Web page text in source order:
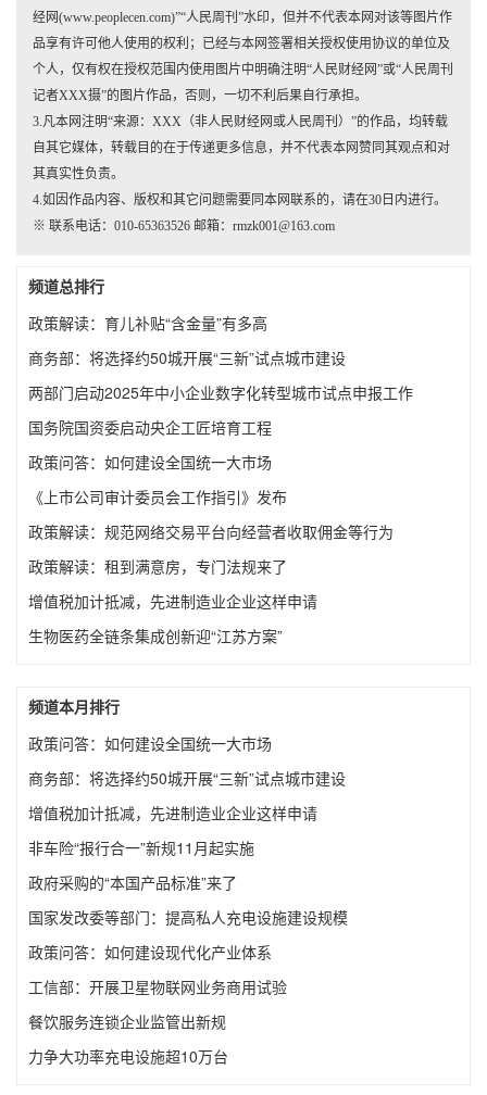
经网(www.peoplecen.com)”“人民周刊”水印，但并不代表本网对该等图片作
品享有许可他人使用的权利；已经与本网签署相关授权使用协议的单位及
个人，仅有权在授权范围内使用图片中明确注明“人民财经网”或“人民周刊
记者XXX摄”的图片作品，否则，一切不利后果自行承担。
3.凡本网注明“来源：XXX（非人民财经网或人民周刊）”的作品，均转载
自其它媒体，转载目的在于传递更多信息，并不代表本网赞同其观点和对
其真实性负责。
4.如因作品内容、版权和其它问题需要同本网联系的，请在30日内进行。
※ 联系电话：010-65363526 邮箱：rmzk001@163.com
频道总排行
政策解读：育儿补贴“含金量”有多高
商务部：将选择约50城开展“三新”试点城市建设
两部门启动2025年中小企业数字化转型城市试点申报工作
国务院国资委启动央企工匠培育工程
政策问答：如何建设全国统一大市场
《上市公司审计委员会工作指引》发布
政策解读：规范网络交易平台向经营者收取佣金等行为
政策解读：租到满意房，专门法规来了
增值税加计抵减，先进制造业企业这样申请
生物医药全链条集成创新迎“江苏方案”
频道本月排行
政策问答：如何建设全国统一大市场
商务部：将选择约50城开展“三新”试点城市建设
增值税加计抵减，先进制造业企业这样申请
非车险“报行合一”新规11月起实施
政府采购的“本国产品标准”来了
国家发改委等部门：提高私人充电设施建设规模
政策问答：如何建设现代化产业体系
工信部：开展卫星物联网业务商用试验
餐饮服务连锁企业监管出新规
力争大功率充电设施超10万台